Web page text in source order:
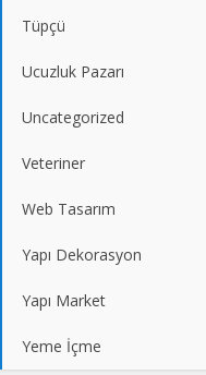
Tüpçü
Ucuzluk Pazarı
Uncategorized
Veteriner
Web Tasarım
Yapı Dekorasyon
Yapı Market
Yeme İçme